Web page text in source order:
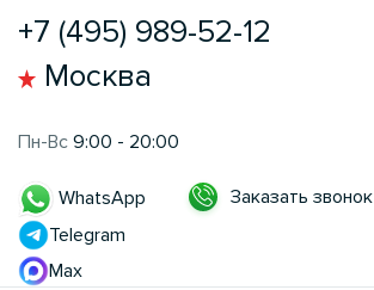
+7 (495) 989-52-12
Москва
Пн-Вс 9:00 - 20:00
WhatsApp
Telegram
Max
Заказать звонок